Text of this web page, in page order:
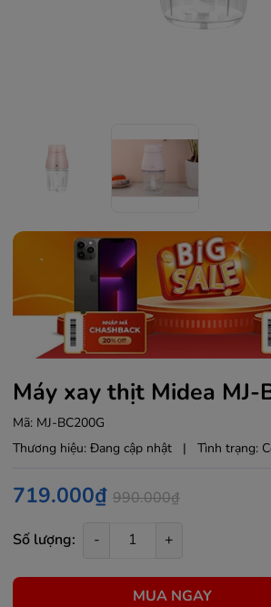
Máy xay thịt Midea MJ-
Mã: MJ-BC200G
Thương hiệu: Đang cập nhật | Tình trạng:
719.000₫ 990.000₫
Số lượng: - +
MUA NGAY